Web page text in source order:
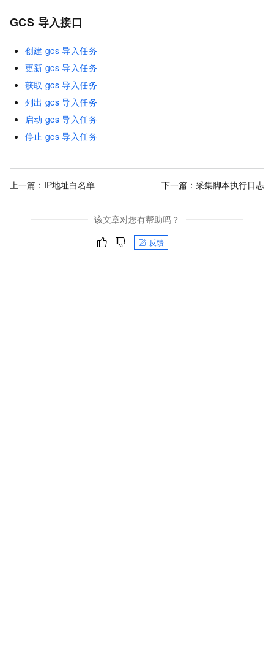
GCS 导入接口
创建 gcs 导入任务
更新 gcs 导入任务
获取 gcs 导入任务
列出 gcs 导入任务
启动 gcs 导入任务
停止 gcs 导入任务
上一篇： IP地址白名单 下一篇： 采集脚本执行日志
该文章对您有帮助吗？
反馈